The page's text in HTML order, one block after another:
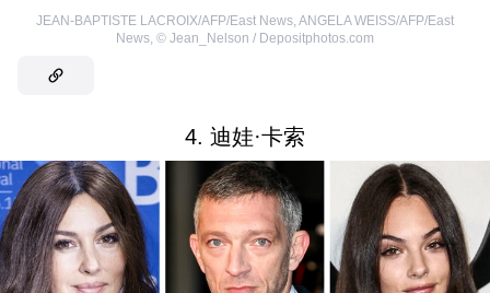
JEAN-BAPTISTE LACROIX/AFP/East News, ANGELA WEISS/AFP/East
News, © Jean_Nelson / Depositphotos.com
4. 迪娃·卡索